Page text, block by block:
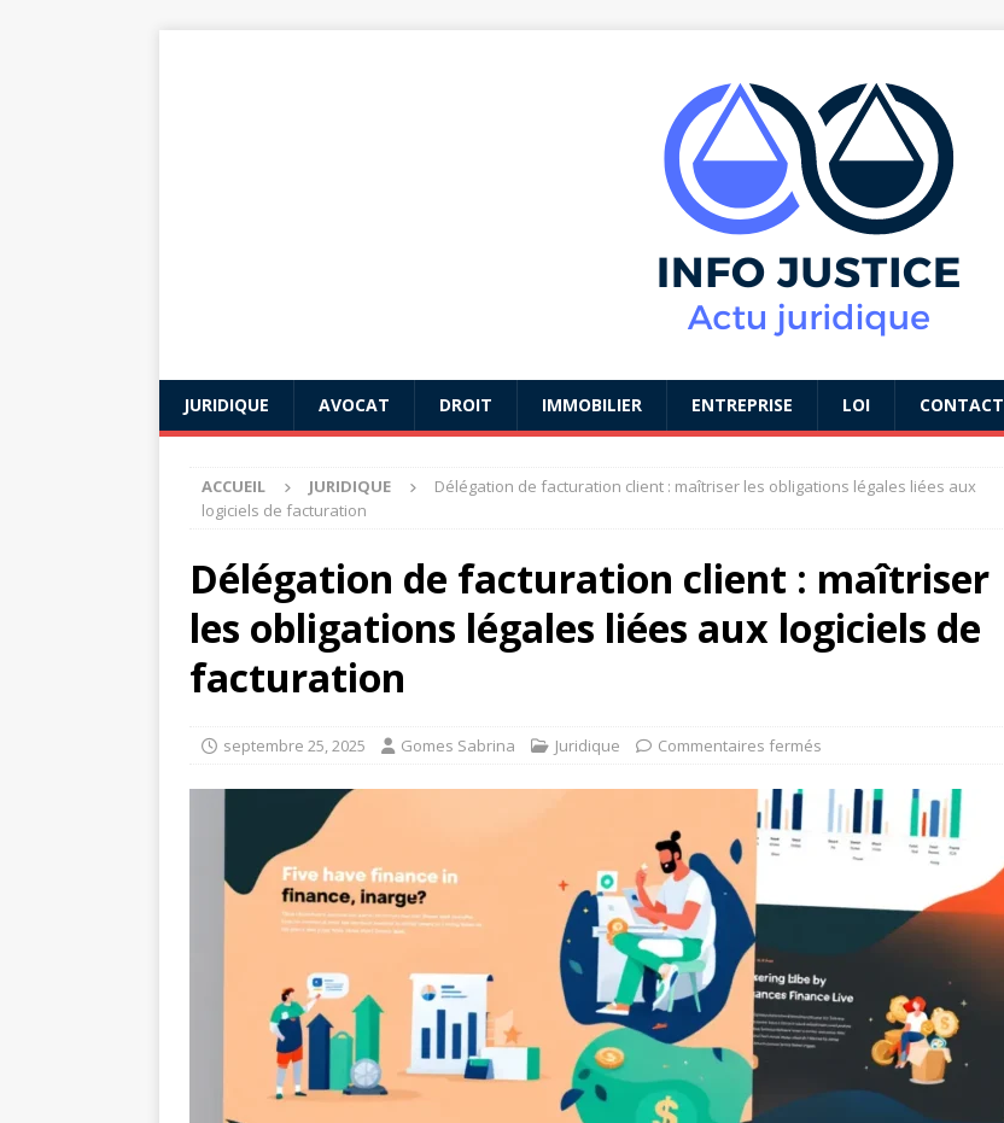
JURIDIQUE AVOCAT DROIT IMMOBILIER ENTREPRISE LOI CONTACT
ACCUEIL JURIDIQUE
Délégation de facturation client : maîtriser les obligations légales liées aux
logiciels de facturation
Délégation de facturation client : maîtriser
les obligations légales liées aux logiciels de
facturation
septembre 25, 2025 Gomes Sabrina Juridique Commentaires fermés